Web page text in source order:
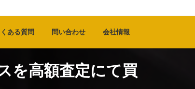
くある質問 問い合わせ 会社情報
を高額査定にて買